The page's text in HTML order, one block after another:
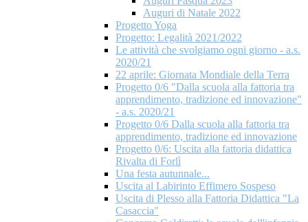
Auguri di Natale 2022
Progetto Yoga
Progetto: Legalità 2021/2022
Le attività che svolgiamo ogni giorno - a.s.
2020/21
22 aprile: Giornata Mondiale della Terra
Progetto 0/6 "Dalla scuola alla fattoria tra
apprendimento, tradizione ed innovazione"
- a.s. 2020/21
Progetto 0/6 Dalla scuola alla fattoria tra
apprendimento, tradizione ed innovazione
Progetto 0/6: Uscita alla fattoria didattica
Rivalta di Forlì
Una festa autunnale...
Uscita al Labirinto Effimero Sospeso
Uscita di Plesso alla Fattoria Didattica "La
Casaccia"